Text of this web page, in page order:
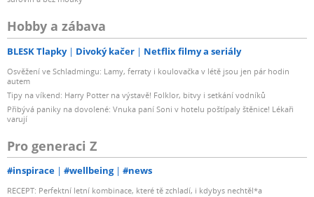
Hobby a zábava
BLESK Tlapky Divoký kačer Netflix filmy a seriály
Osvěžení ve Schladmingu: Lamy, ferraty i koulovačka v létě jsou jen pár hodin
autem
Tipy na víkend: Harry Potter na výstavě! Folklor, bitvy i setkání vodníků
Přibývá paniky na dovolené: Vnuka paní Soni v hotelu poštípaly štěnice! Lékaři
varují
Pro generaci Z
#inspirace #wellbeing #news
RECEPT: Perfektní letní kombinace, které tě zchladí, i kdybys nechtěl*a